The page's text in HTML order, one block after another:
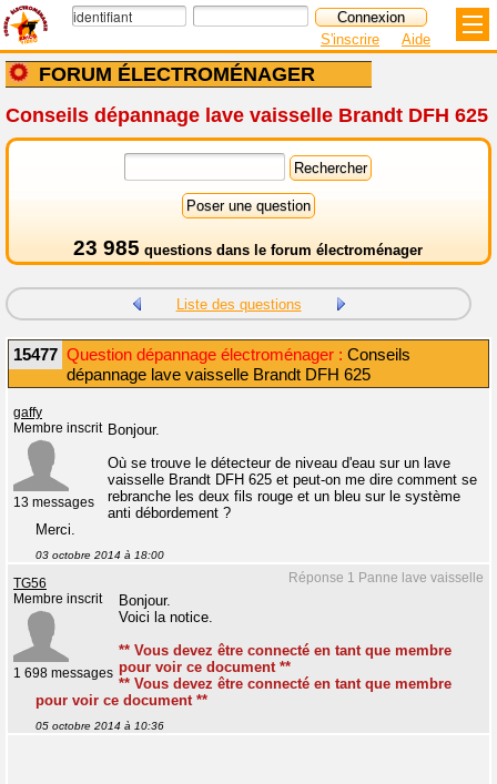
FORUM ÉLECTROMÉNAGER
S'inscrire Aide
Conseils dépannage lave vaisselle Brandt DFH 625
23 985 questions dans le forum électroménager
Liste des questions
15477 Question dépannage électroménager : Conseils
dépannage lave vaisselle Brandt DFH 625
gaffy
Membre inscrit
13 messages
Bonjour.
Où se trouve le détecteur de niveau d'eau sur un lave
vaisselle Brandt DFH 625 et peut-on me dire comment se
rebranche les deux fils rouge et un bleu sur le système
anti débordement ?
Merci.
03 octobre 2014 à 18:00
Réponse 1 Panne lave vaisselle
TG56
Membre inscrit
1 698 messages
Bonjour.
Voici la notice.
** Vous devez être connecté en tant que membre
pour voir ce document **
** Vous devez être connecté en tant que membre
pour voir ce document **
05 octobre 2014 à 10:36